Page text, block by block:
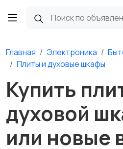
Главная Электроника
Плиты и духовые шкафы
Купить
духовой
или новые